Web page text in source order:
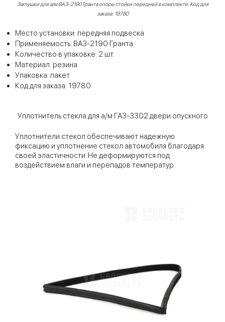
Заглушки для а/м ВАЗ-2190 Гранта опоры стойки передней в комплекте. Код для
заказа: 19780
Место установки: передняя подвеска
Применяемость: ВАЗ-2190 Гранта
Количество в упаковке: 2 шт.
Материал: резина
Упаковка: пакет
Код для заказа: 19780
Уплотнитель стекла для а/м ГАЗ-3302 двери опускного
Уплотнители стекол обеспечивают надежную
фиксацию и уплотнение стекол автомобиля благодаря
своей эластичности. Не деформируются под
воздействием влаги и перепадов температур.